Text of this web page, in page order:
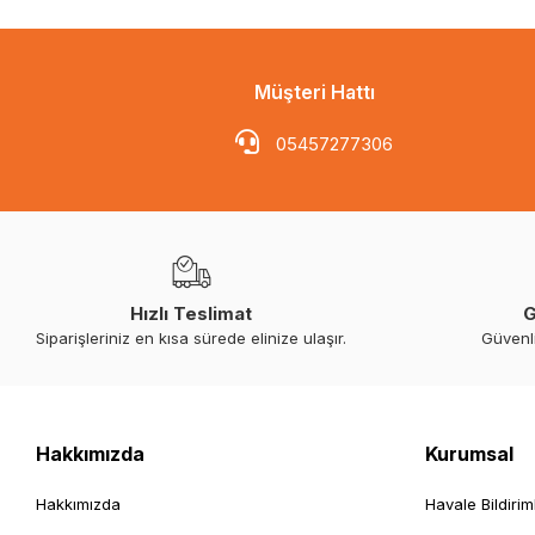
Müşteri Hattı
05457277306
Hızlı Teslimat
Siparişleriniz en kısa sürede elinize ulaşır.
Hakkımızda
Hakkımızda
Kurumsal
Havale